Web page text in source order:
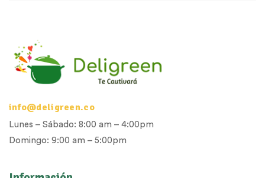
info@deligreen.co
Lunes – Sábado: 8:00 am – 4:00pm
Domingo: 9:00 am – 5:00pm